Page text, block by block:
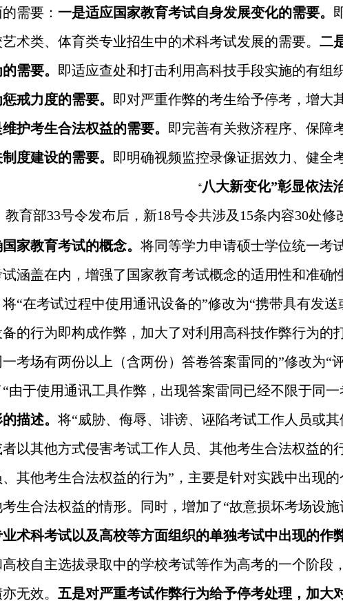
需要： 一是适应国家教育考试自身发展变化的需要。
术类、体育类专业招生中的术科考试发展的需要。 二
需要。 即适应查处和打击利用高科技手段实施的有组
戒力度的需要。 即对严重作弊的考生给予停考，增大
维护考生合法权益的需要。 即完善有关救济程序、保障
度建设的需要。 即明确视频监控录像证据效力、健全
“八大新变化”彰显依法
教育部33号令发布后，新18号令共涉及 15条内容30处修
家教育考试的概念。 将同等学力申请硕士学位统一考
涵盖在内，增强了国家教育考试概念的适用性和准确性
将“在考试过程中使用通讯设备的”修改为“携带具有发
的行为即构成作弊，加大了对利用高科技作弊行为的
一考场有两份以上（含两份）答卷答案雷同的”修改为“
“由于使用通讯工具作弊，出现答案雷同已经不限于同一
描述。 将“威胁、侮辱、诽谤、诬陷考试工作人员或
者以其他方式侵害考试工作人员、其他考生合法权益的
、其他考生合法权益的行为”，主要是针对实践中出现
生合法权益的情形。同时，增加了“故意损坏考场设施
术科考试以及高校等方面组织的单独考试中出现的作
校自主选拔录取中的学校考试等作为高考的一个阶段
无效。 五是对严重考试作弊行为给予停考处理，加大